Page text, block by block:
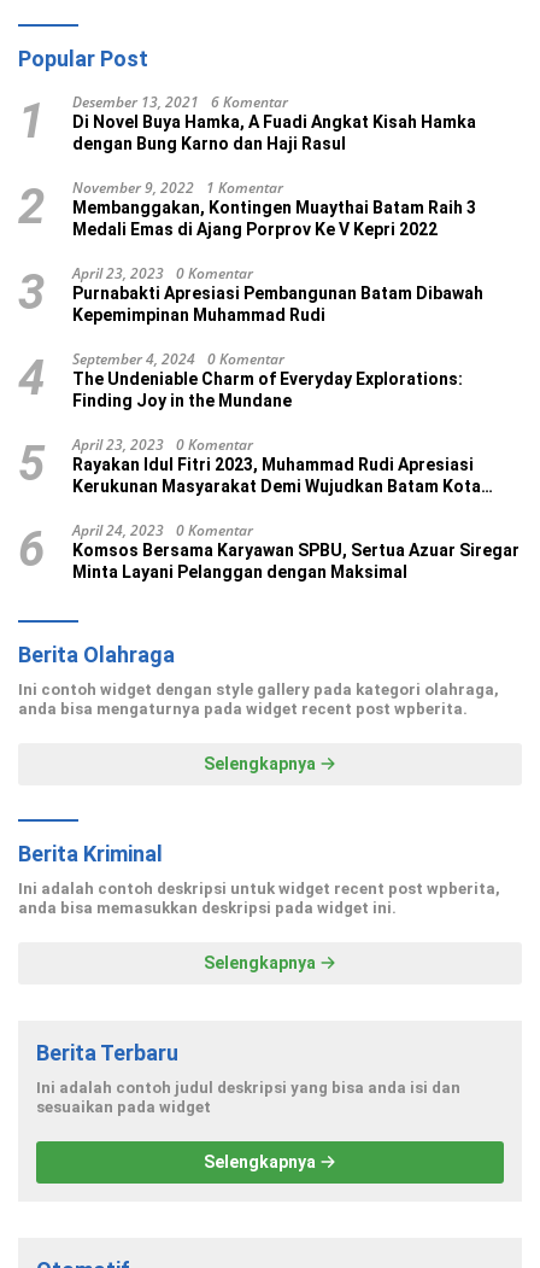
Popular Post
1 Desember 13, 2021 6 Komentar
Di Novel Buya Hamka, A Fuadi Angkat Kisah Hamka
dengan Bung Karno dan Haji Rasul
2 November 9, 2022 1 Komentar
Membanggakan, Kontingen Muaythai Batam Raih 3
Medali Emas di Ajang Porprov Ke V Kepri 2022
3 April 23, 2023 0 Komentar
Purnabakti Apresiasi Pembangunan Batam Dibawah
Kepemimpinan Muhammad Rudi
4 September 4, 2024 0 Komentar
The Undeniable Charm of Everyday Explorations:
Finding Joy in the Mundane
5 April 23, 2023 0 Komentar
Rayakan Idul Fitri 2023, Muhammad Rudi Apresiasi
Kerukunan Masyarakat Demi Wujudkan Batam Kota
6 April 24, 2023 0 Komentar
Komsos Bersama Karyawan SPBU, Sertua Azuar Siregar
Minta Layani Pelanggan dengan Maksimal
Berita Olahraga
Ini contoh widget dengan style gallery pada kategori olahraga,
anda bisa mengaturnya pada widget recent post wpberita.
Selengkapnya
Berita Kriminal
Ini adalah contoh deskripsi untuk widget recent post wpberita,
anda bisa memasukkan deskripsi pada widget ini.
Selengkapnya
Berita Terbaru
Ini adalah contoh judul deskripsi yang bisa anda isi dan
sesuaikan pada widget
Selengkapnya